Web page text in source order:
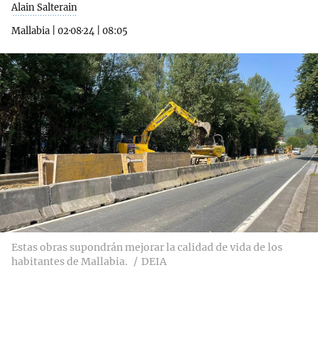
Alain Salterain
Mallabia
02·08·24 08:05
Estas obras supondrán mejorar la calidad de vida de los
habitantes de Mallabia.
DEIA